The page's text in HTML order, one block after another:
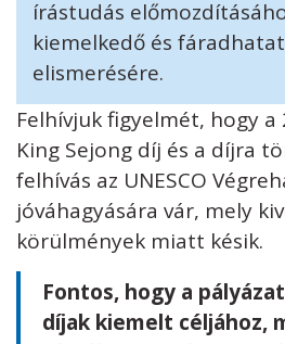
írástudás
kiemelkedő és
elismerésére.
Felhívjuk figyelmét, hogy a
King Sejong díj és a díjra
felhívás az UNESCO
jóváhagyására vár, mely
körülmények miatt késik.
Fontos, hogy a
díjak kiemelt céljához,